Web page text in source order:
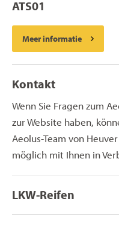
ATS01
Meer informatie
Kontakt
Wenn Sie Fragen zum
zur Website haben,
Aeolus-Team von
möglich mit Ihnen in
LKW-Reifen